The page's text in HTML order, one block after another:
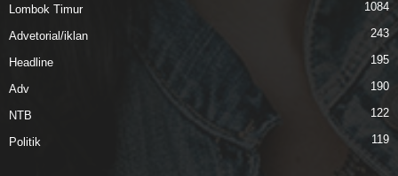
Lombok Timur 1084
Advetorial/iklan 243
Headline 195
Adv 190
NTB 122
Politik 119